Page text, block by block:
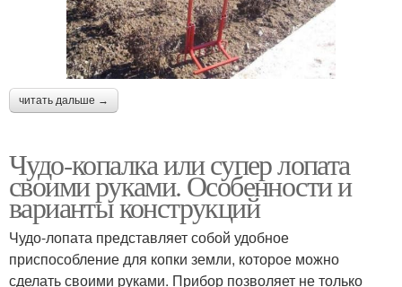
читать дальше →
Чудо-копалка или супер лопата
своими руками. Особенности и
варианты конструкций
Чудо-лопата представляет собой удобное
приспособление для копки земли, которое можно
сделать своими руками. Прибор позволяет не только